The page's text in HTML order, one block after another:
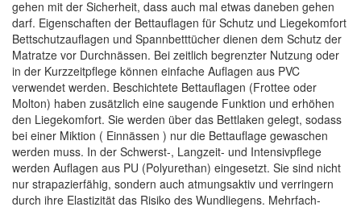
gehen mit der Sicherheit, dass auch mal etwas daneben gehen
darf. Eigenschaften der Bettauflagen für Schutz und Liegekomfort
Bettschutzauflagen und Spannbetttücher dienen dem Schutz der
Matratze vor Durchnässen. Bei zeitlich begrenzter Nutzung oder
in der Kurzzeitpflege können einfache Auflagen aus PVC
verwendet werden. Beschichtete Bettauflagen (Frottee oder
Molton) haben zusätzlich eine saugende Funktion und erhöhen
den Liegekomfort. Sie werden über das Bettlaken gelegt, sodass
bei einer Miktion ( Einnässen ) nur die Bettauflage gewaschen
werden muss. In der Schwerst-, Langzeit- und Intensivpflege
werden Auflagen aus PU (Polyurethan) eingesetzt. Sie sind nicht
nur strapazierfähig, sondern auch atmungsaktiv und verringern
durch ihre Elastizität das Risiko des Wundliegens. Mehrfach-